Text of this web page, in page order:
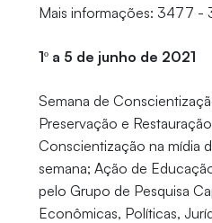
Mais informações: 3477 -
1º a 5 de junho de 2021
Semana de
Preservação e
Conscientização na mídia
semana; Ação de
pelo Grupo de Pesquisa
Econômicas, Políticas,